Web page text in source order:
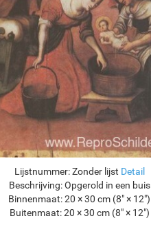
Lijstnummer: Zonder lijst Detail
Beschrijving: Opgerold in een buis
Binnenmaat: 20 × 30 cm (8" × 12")
Buitenmaat: 20 × 30 cm (8" × 12")